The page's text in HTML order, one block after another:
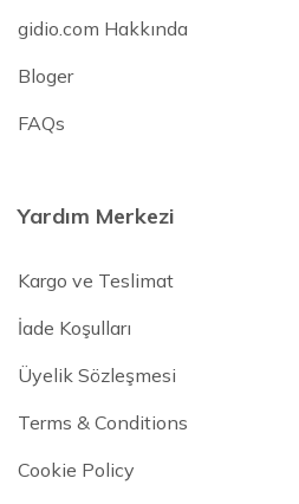
gidio.com Hakkında
Bloger
FAQs
Yardım Merkezi
Kargo ve Teslimat
İade Koşulları
Üyelik Sözleşmesi
Terms & Conditions
Cookie Policy